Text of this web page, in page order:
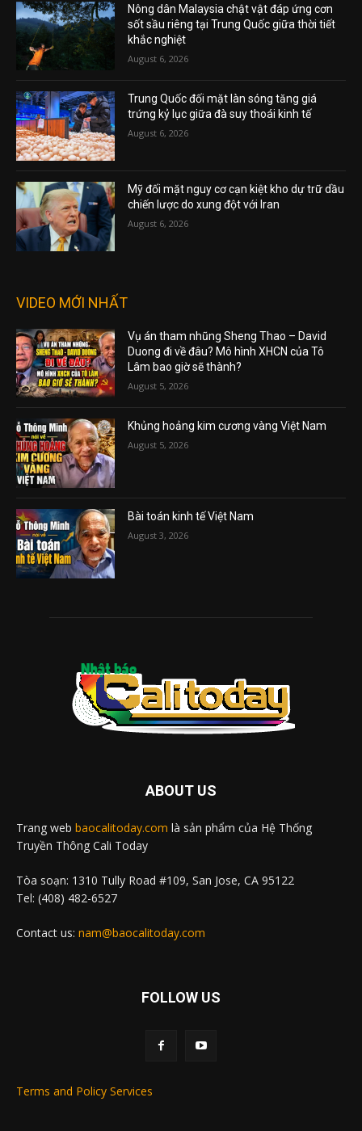
Nông dân Malaysia chật vật đáp ứng cơn
sốt sầu riêng tại Trung Quốc giữa thời tiết
khắc nghiệt
August 6, 2026
Trung Quốc đối mặt làn sóng tăng giá
trứng kỷ lục giữa đà suy thoái kinh tế
August 6, 2026
Mỹ đối mặt nguy cơ cạn kiệt kho dự trữ dầu
chiến lược do xung đột với Iran
August 6, 2026
VIDEO MỚI NHẤT
Vụ án tham nhũng Sheng Thao – David
Duong đi về đâu? Mô hình XHCN của Tô
Lâm bao giờ sẽ thành?
August 5, 2026
Khủng hoảng kim cương vàng Việt Nam
August 5, 2026
Bài toán kinh tế Việt Nam
August 3, 2026
ABOUT US
Trang web baocalitoday.com là sản phẩm của Hệ Thống
Truyền Thông Cali Today
Tòa soạn: 1310 Tully Road #109, San Jose, CA 95122
Tel: (408) 482-6527
Contact us: nam@baocalitoday.com
FOLLOW US
Terms and Policy Services